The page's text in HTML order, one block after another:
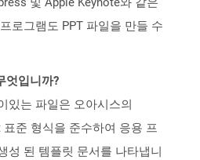
로그램도 PPT 파일을 만들 수
엇입니까?
있는 파일은 오아시스의
표준 형식을 준수하여 응용 프
성 된 템플릿 문서를 나타냅니